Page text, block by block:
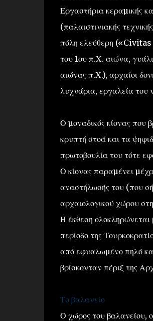
Εργαστήρια κεραµικής
(παλαιστινιακής
πόλη ελεύθερη («Civitas
του 1ου π.Χ. αιώνα,
αιώνας π.Χ.), αρχαίοι
λυχνάρια, εργαλεία του
Ο µοναδικός κίονας που
κρυπτή στοά και τα
πρωτοβουλία του τότε
Ο κίονας παραµένει
αναστήλωσής του (που
αρχαιολογικού χώρου
Η έκθεση
περίοδο της
από εφυαλωµένο πηλό
βρίσκονταν πέριξ της
Το βαλανείο
Ο χώρος του βαλανείου,